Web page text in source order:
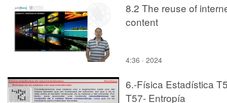
8.2 The reuse of
content
4:36 · 2024
6.-Física Estadística
T57- Entropía